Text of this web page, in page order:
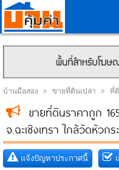
บ้านมือสอง ขายที่ดินเปล่า ที่
ขายที่ดินราคาถูก
จ.ฉะเชิงเทรา ใกล้วัดหัว
แจ้งปัญหาประกาศนี้